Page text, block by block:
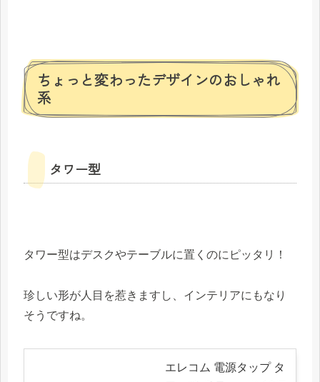
ちょっと変わったデザインのおしゃれ
系
タワー型
タワー型はデスクやテーブルに置くのにピッタリ！
珍しい形が人目を惹きますし、インテリアにもなり
そうですね。
エレコム 電源タップ タ